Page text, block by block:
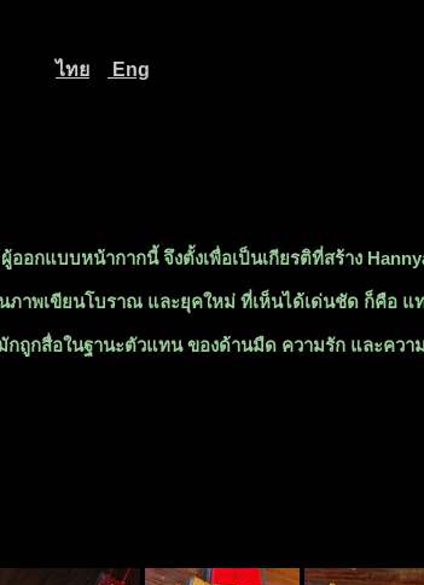
ไทย Eng
กแบบหน้ากากนี้ จึงตั้งเพื่อเป็นเกียรติที่สร้าง
พเขียนโบราณ และยุคใหม่ ที่เห็นได้เด่นชัด ก็คือ แ
ถูกสื่อในฐานะตัวแทน ของด้านมืด ความรัก และคว